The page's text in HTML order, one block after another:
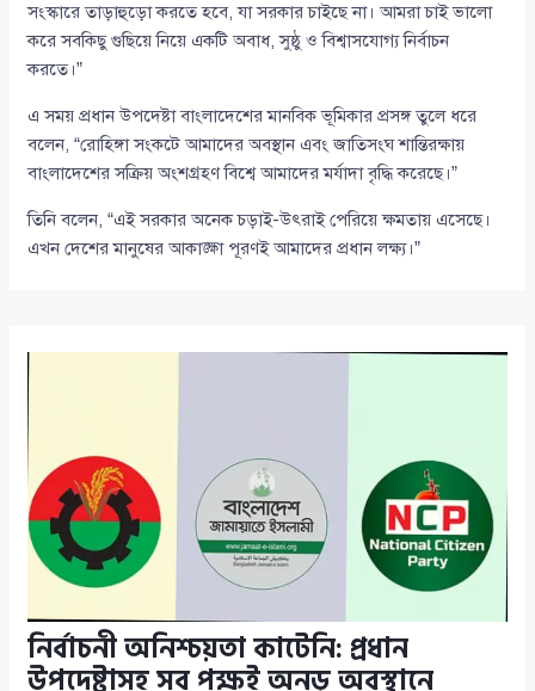
সংস্কারে তাড়াহুড়ো করতে হবে, যা সরকার চাইছে না। আমরা চাই ভালো
করে সবকিছু গুছিয়ে নিয়ে একটি অবাধ, সুষ্ঠু ও বিশ্বাসযোগ্য নির্বাচন
করতে।”
এ সময় প্রধান উপদেষ্টা বাংলাদেশের মানবিক ভূমিকার প্রসঙ্গ তুলে ধরে
বলেন, “রোহিঙ্গা সংকটে আমাদের অবস্থান এবং জাতিসংঘ শান্তিরক্ষায়
বাংলাদেশের সক্রিয় অংশগ্রহণ বিশ্বে আমাদের মর্যাদা বৃদ্ধি করেছে।”
তিনি বলেন, “এই সরকার অনেক চড়াই-উৎরাই পেরিয়ে ক্ষমতায় এসেছে।
এখন দেশের মানুষের আকাঙ্ক্ষা পূরণই আমাদের প্রধান লক্ষ্য।”
নির্বাচনী অনিশ্চয়তা কাটেনি: প্রধান
উপদেষ্টাসহ সব পক্ষই অনড় অবস্থানে